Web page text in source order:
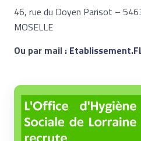
46, rue du Doyen Parisot –
MOSELLE
Ou par mail :